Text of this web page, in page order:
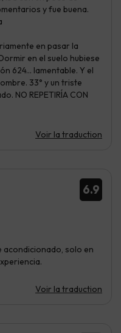
y fue buena.
en pasar la
en el suelo hubiese
624... lamentable. Y el
33° y un triste
NO REPETIRÍA CON
Voir la traduction
6.9
acondicionado, solo en
Voir la traduction